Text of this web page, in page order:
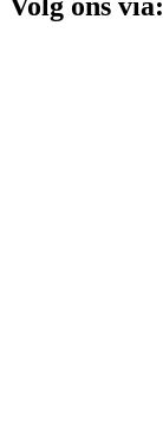
Volg ons via: